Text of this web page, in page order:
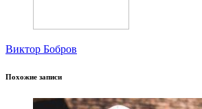
Виктор Бобров
Похожие записи